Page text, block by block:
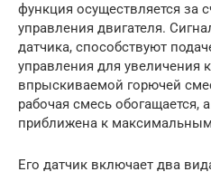
функция осуществляется за
управления двигателя.
датчика, способствуют
управления для увеличения
впрыскиваемой горючей
рабочая смесь обогащается,
приближена к
Его датчик включает два